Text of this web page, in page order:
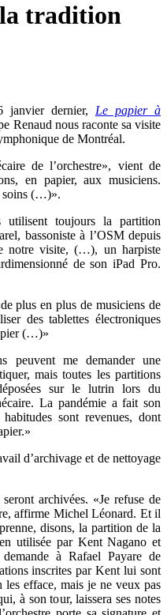
tradition
janvier dernier, Le papier à
Renaud nous raconte sa visite
de Montréal.
de l’orchestre», vient de
en papier, aux musiciens.
soins (…)».
utilisent toujours la partition
bassoniste à l’OSM depuis
notre visite, (…), un harpiste
de son iPad Pro.
plus en plus de musiciens de
des tablettes électroniques
(…)»
peuvent me demander une
mais toutes les partitions
sur le lutrin lors du
La pandémie a fait son
sont revenues, dont
d’archivage et de nettoyage
archivées. «Je refuse de
affirme Michel Léonard. Et il
disons, la partition de la
utilisée par Kent Nagano et
à Rafael Payare de
inscrites par Kent lui sont
les efface, mais je ne veux pas
à son tour, laissera ses notes